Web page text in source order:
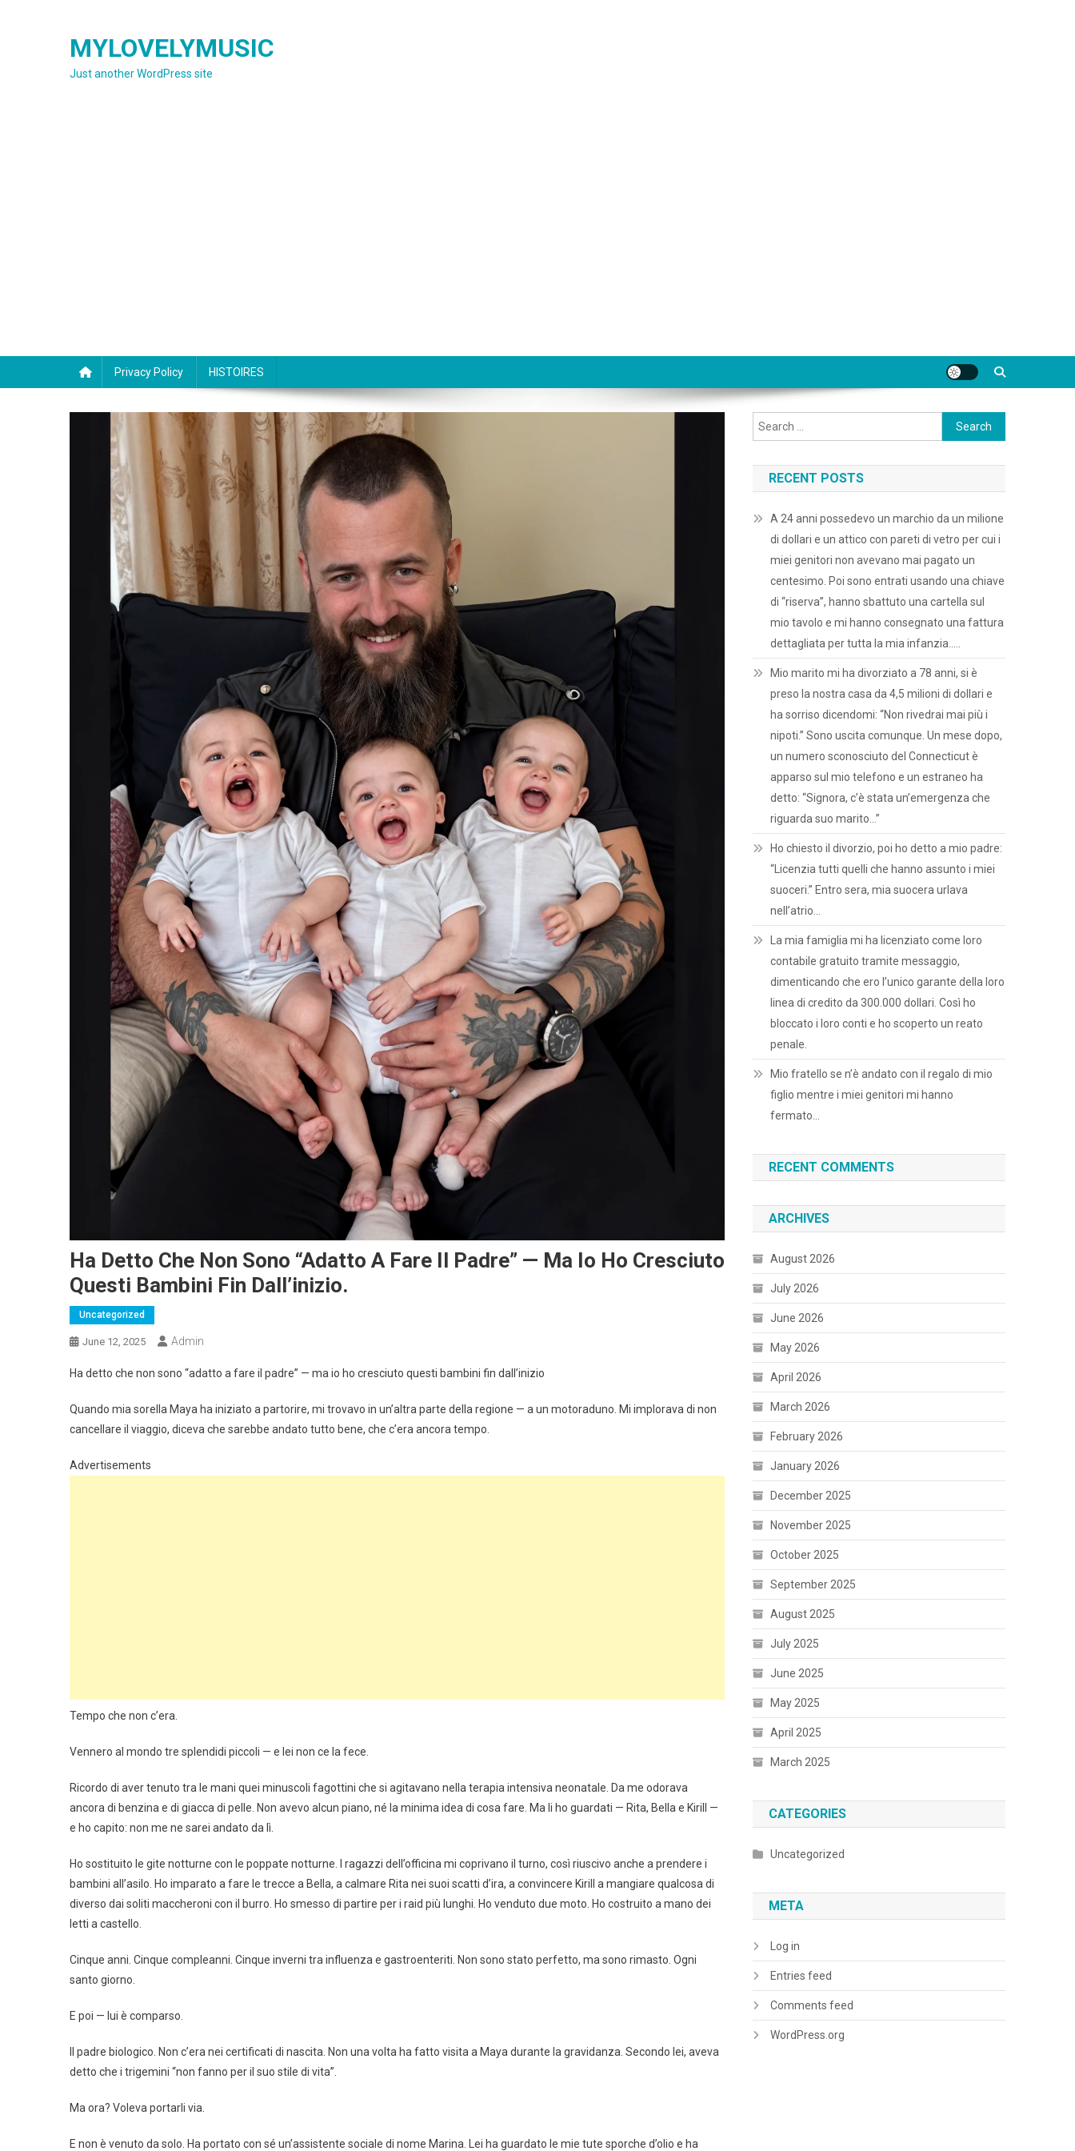
MYLOVELYMUSIC
Just another WordPress site
Privacy Policy HISTOIRES
Ha Detto Che Non Sono “adatto A Fare Il Padre” — Ma Io Ho Cresciuto
Questi Bambini Fin Dall’inizio.
Uncategorized
June 12, 2025 Admin
Ha detto che non sono “adatto a fare il padre” — ma io ho cresciuto questi bambini fin dall’inizio
Quando mia sorella Maya ha iniziato a partorire, mi trovavo in un’altra parte della regione — a un motoraduno. Mi implorava di non
cancellare il viaggio, diceva che sarebbe andato tutto bene, che c’era ancora tempo.
Advertisements
Tempo che non c’era.
Vennero al mondo tre splendidi piccoli — e lei non ce la fece.
Ricordo di aver tenuto tra le mani quei minuscoli fagottini che si agitavano nella terapia intensiva neonatale. Da me odorava
ancora di benzina e di giacca di pelle. Non avevo alcun piano, né la minima idea di cosa fare. Ma li ho guardati — Rita, Bella e Kirill —
e ho capito: non me ne sarei andato da lì.
Ho sostituito le gite notturne con le poppate notturne. I ragazzi dell’officina mi coprivano il turno, così riuscivo anche a prendere i
bambini all’asilo. Ho imparato a fare le trecce a Bella, a calmare Rita nei suoi scatti d’ira, a convincere Kirill a mangiare qualcosa di
diverso dai soliti maccheroni con il burro. Ho smesso di partire per i raid più lunghi. Ho venduto due moto. Ho costruito a mano dei
letti a castello.
Cinque anni. Cinque compleanni. Cinque inverni tra influenza e gastroenteriti. Non sono stato perfetto, ma sono rimasto. Ogni
santo giorno.
E poi — lui è comparso.
Il padre biologico. Non c’era nei certificati di nascita. Non una volta ha fatto visita a Maya durante la gravidanza. Secondo lei, aveva
detto che i trigemini “non fanno per il suo stile di vita”.
Ma ora? Voleva portarli via.
E non è venuto da solo. Ha portato con sé un’assistente sociale di nome Marina. Lei ha guardato le mie tute sporche d’olio e ha
Search
for:
RECENT POSTS
A 24 anni possedevo un marchio da un milione
di dollari e un attico con pareti di vetro per cui i
miei genitori non avevano mai pagato un
centesimo. Poi sono entrati usando una chiave
di “riserva”, hanno sbattuto una cartella sul
mio tavolo e mi hanno consegnato una fattura
dettagliata per tutta la mia infanzia…..
Mio marito mi ha divorziato a 78 anni, si è
preso la nostra casa da 4,5 milioni di dollari e
ha sorriso dicendomi: “Non rivedrai mai più i
nipoti.” Sono uscita comunque. Un mese dopo,
un numero sconosciuto del Connecticut è
apparso sul mio telefono e un estraneo ha
detto: “Signora, c’è stata un’emergenza che
riguarda suo marito…”
Ho chiesto il divorzio, poi ho detto a mio padre:
“Licenzia tutti quelli che hanno assunto i miei
suoceri.” Entro sera, mia suocera urlava
nell’atrio…
La mia famiglia mi ha licenziato come loro
contabile gratuito tramite messaggio,
dimenticando che ero l’unico garante della loro
linea di credito da 300.000 dollari. Così ho
bloccato i loro conti e ho scoperto un reato
penale.
Mio fratello se n’è andato con il regalo di mio
figlio mentre i miei genitori mi hanno
fermato…
RECENT COMMENTS
ARCHIVES
August 2026
July 2026
June 2026
May 2026
April 2026
March 2026
February 2026
January 2026
December 2025
November 2025
October 2025
September 2025
August 2025
July 2025
June 2025
May 2025
April 2025
March 2025
CATEGORIES
Uncategorized
META
Log in
Entries feed
Comments feed
WordPress.org